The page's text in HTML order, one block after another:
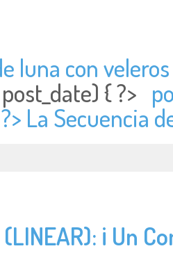
luna con
post_date) { ?>
La Secuencia
¡ Un